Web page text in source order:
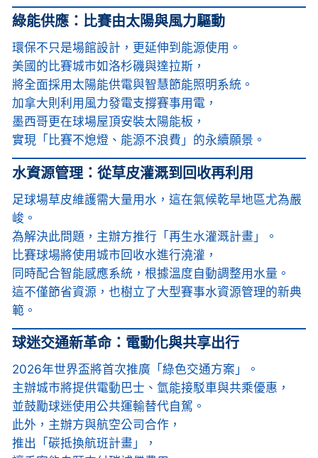
綠能供應：比賽由太陽與風力驅動
環保不只是場館設計，更延伸到能源使用。
美國的比賽城市如洛杉磯與達拉斯，
將全面採用太陽能供電與智慧節能照明系統。
加拿大則利用風力發電支撐賽事用電，
墨西哥更在球場屋頂安裝太陽能板，
實現「比賽不熄燈、能源不浪費」的永續願景。
水資源管理：從草皮灌溉到回收再利用
足球場草皮維護需大量用水，這在氣候乾旱地區尤為嚴
峻。
為解決此問題，主辦方推行「再生水灌溉計畫」。
比賽球場將使用城市回收水進行澆灌，
同時配合智能感應系統，根據溫度自動調整用水量。
這不僅節省資源，也樹立了大型賽事水資源管理的新典
範。
球迷交通新革命：電動化與共享出行
2026年世界盃將首次推廣「綠色交通方案」。
主辦城市將提供電動巴士、氫能接駁車與共乘優惠，
並鼓勵球迷使用公共運輸替代自駕。
此外，主辦方與航空公司合作，
推出「碳抵換航班計畫」，